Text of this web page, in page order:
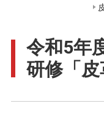
令和5年
研修「皮